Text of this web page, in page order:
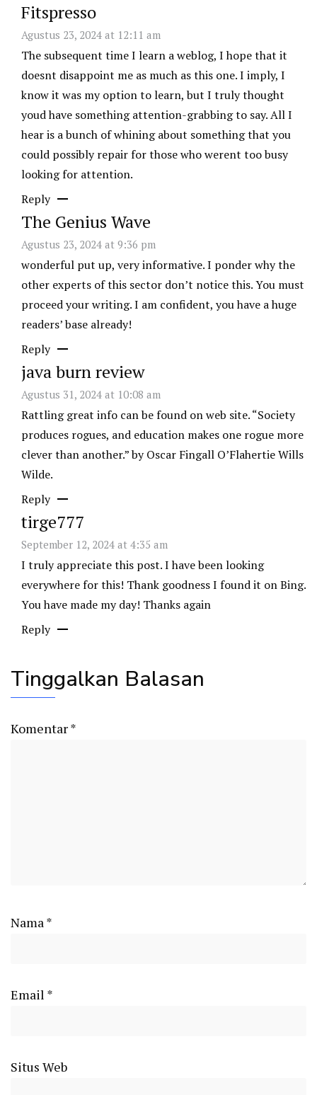
Fitspresso
Agustus 23, 2024 at 12:11 am
The subsequent time I learn a weblog, I hope that it
doesnt disappoint me as much as this one. I imply, I
know it was my option to learn, but I truly thought
youd have something attention-grabbing to say. All I
hear is a bunch of whining about something that you
could possibly repair for those who werent too busy
looking for attention.
Reply
The Genius Wave
Agustus 23, 2024 at 9:36 pm
wonderful put up, very informative. I ponder why the
other experts of this sector don’t notice this. You must
proceed your writing. I am confident, you have a huge
readers’ base already!
Reply
java burn review
Agustus 31, 2024 at 10:08 am
Rattling great info can be found on web site. “Society
produces rogues, and education makes one rogue more
clever than another.” by Oscar Fingall O’Flahertie Wills
Wilde.
Reply
tirge777
September 12, 2024 at 4:35 am
I truly appreciate this post. I have been looking
everywhere for this! Thank goodness I found it on Bing.
You have made my day! Thanks again
Reply
Tinggalkan Balasan
Komentar*
Nama*
Email *
Situs Web